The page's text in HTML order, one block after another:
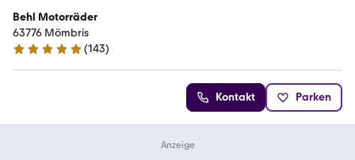
Behl Motorräder
63776 ­­­Mömbris
5 Sterne
(143)
Kontakt Parken